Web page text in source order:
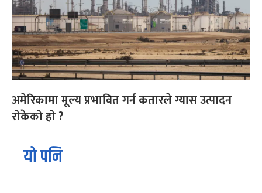
अमेरिकामा मूल्य प्रभावित गर्न कतारले ग्यास उत्पादन
रोकेको हो ?
यो पनि